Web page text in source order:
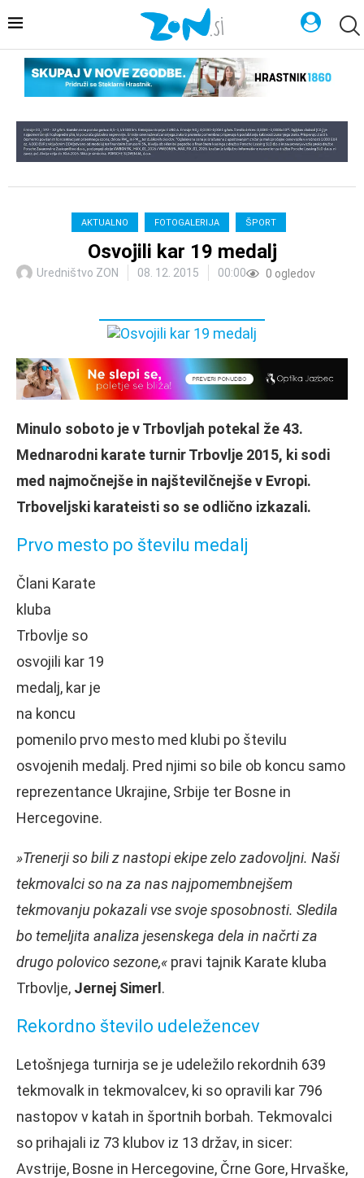
AKTUALNO FOTOGALERIJA ŠPORT
Osvojili kar 19 medalj
Uredništvo ZON 08. 12. 2015 00:00 0 ogledov
Minulo soboto je v Trbovljah potekal že 43.
Mednarodni karate turnirTrbovlje 2015, ki sodi
med najmočnejše in najštevilčnejše v Evropi.
Trboveljski karateisti so se odlično izkazali.
Prvo mesto po številu medalj
Člani Karate
kluba
Trbovlje so
osvojili kar 19
medalj, kar je
na koncu
pomenilo prvo mesto med klubi po številu
osvojenih medalj. Pred njimi so bile ob koncu samo
reprezentance Ukrajine, Srbije ter Bosne in
Hercegovine.
»Trenerji so bili z nastopi ekipe zelo zadovoljni. Naši
tekmovalci so na za nas najpomembnejšem
tekmovanju pokazali vse svoje sposobnosti. Sledila
bo temeljita analiza jesenskega dela in načrti za
drugo polovico sezone,« pravi tajnik Karate kluba
Trbovlje, Jernej Simerl.
Rekordno število udeležencev
Letošnjega turnirja se je udeležilo rekordnih 639
tekmovalk in tekmovalcev, ki so opravili kar 796
nastopov v katah in športnih borbah. Tekmovalci
so prihajali iz 73 klubov iz 13 držav, in sicer:
Avstrije, Bosne in Hercegovine, Črne Gore, Hrvaške,